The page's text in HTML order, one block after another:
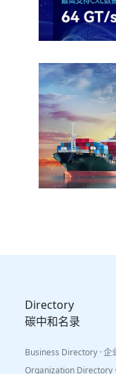
Directory
碳中和名录
Business Directory · 企
Organization Directory